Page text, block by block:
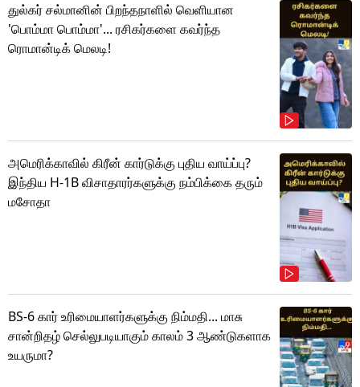
துல்கர் சல்மானின் பிறந்தநாளில் வெளியான
'பொம்மா பொம்மா'... ரசிகர்களை கவர்ந்த
ரொமான்டிக் மெலடி!
அமெரிக்காவில் கிரீன் கார்டுக்கு புதிய வாய்ப்பு?
இந்திய H-1B விசாதாரர்களுக்கு நம்பிக்கை தரும்
மசோதா
BS-6 கார் உரிமையாளர்களுக்கு நிம்மதி... மாசு
சான்றிதழ் செல்லுபடியாகும் காலம் 3 ஆண்டுகளாக
உயருமா?